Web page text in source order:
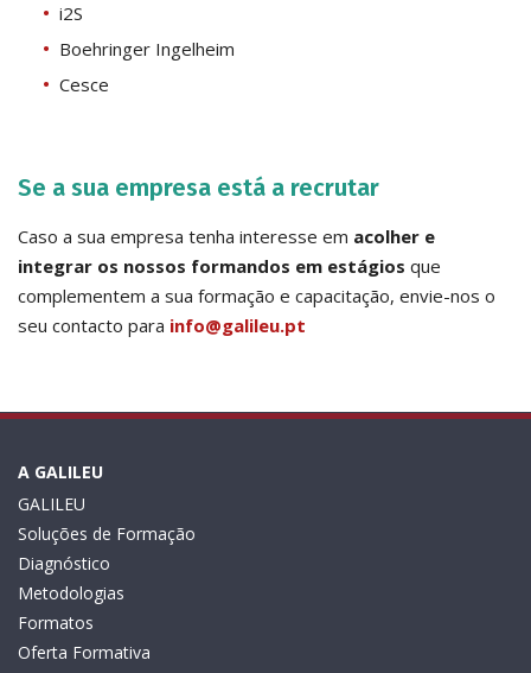
i2S
Boehringer Ingelheim
Cesce
Se a sua empresa está a recrutar
Caso a sua empresa tenha interesse em acolher e
integrar os nossos formandos em estágios que
complementem a sua formação e capacitação, envie-nos o
seu contacto para info@galileu.pt
A GALILEU
GALILEU
Soluções de Formação
Diagnóstico
Metodologias
Formatos
Oferta Formativa